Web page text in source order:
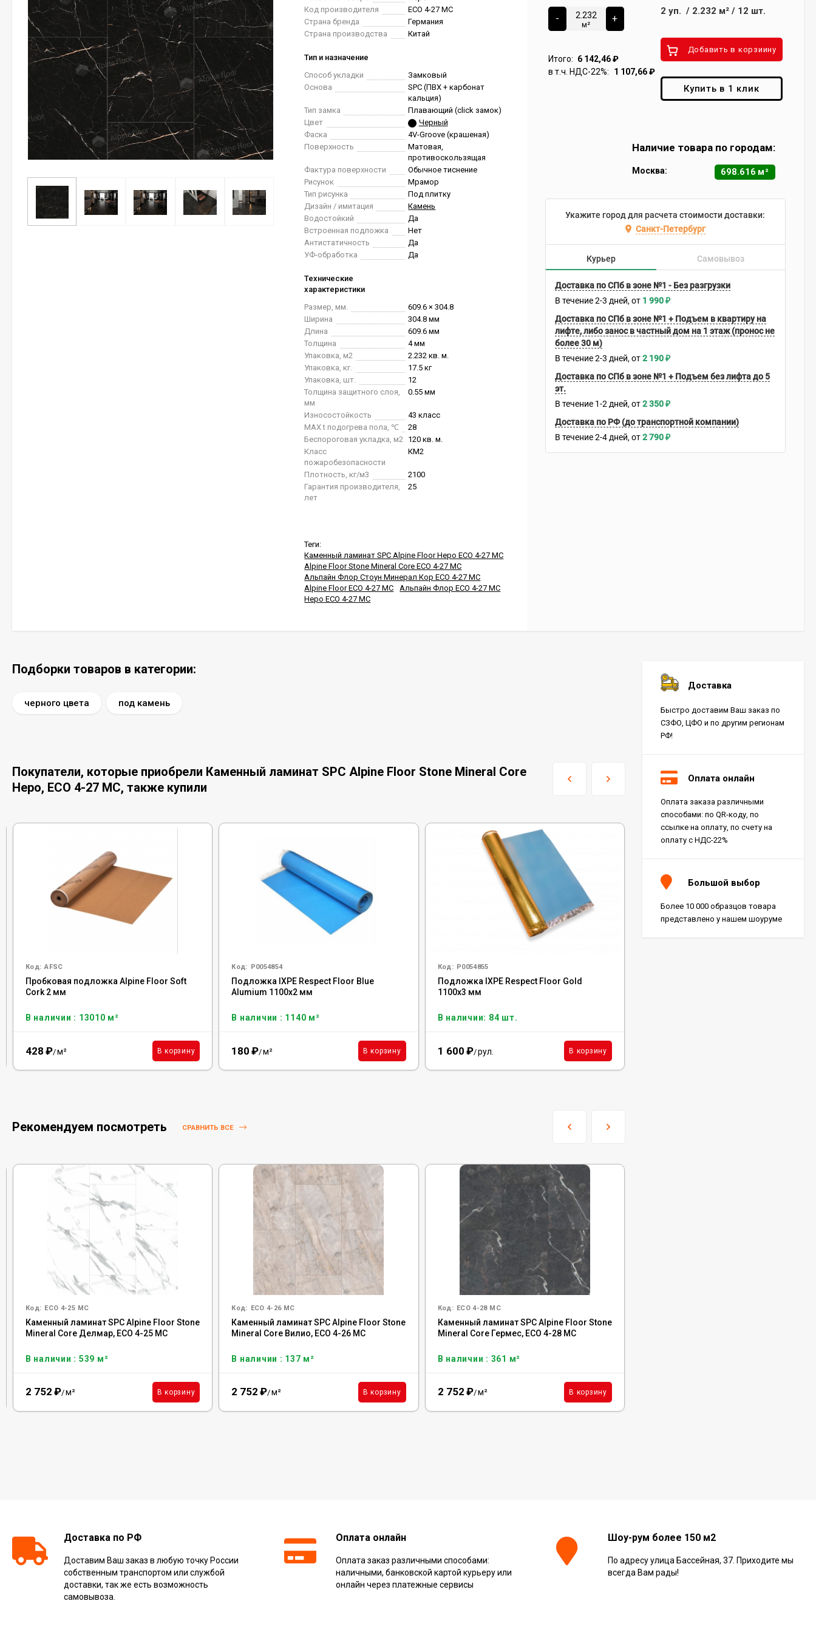
Код производителя
ЕСО 4-27 MC
Страна бренда
Германия
Страна производства
Китай
Тип и назначение
Способ укладки
Замковый
Основа
SPC (ПВХ + карбонат
кальция)
Тип замка
Плавающий (click замок)
Цвет
Черный
Фаска
4V-Groove (крашеная)
Поверхность
Матовая,
противоскользящая
Фактура поверхности
Обычное тиснение
Рисунок
Мрамор
Тип рисунка
Под плитку
Дизайн / имитация
Камень
Водостойкий
Да
Встроенная подложка
Нет
Антистатичность
Да
УФ-обработка
Да
Технические
характеристики
Размер, мм.
609.6 × 304.8
Ширина
304.8 мм
Длина
609.6 мм
Толщина
4 мм
Упаковка, м2
2.232 кв. м.
Упаковка, кг.
17.5 кг
Упаковка, шт.
12
Толщина защитного слоя,
мм
0.55 мм
Износостойкость
43 класс
MAX t подогрева пола, ℃
28
Беспороговая укладка, м2 120 кв. м.
Класс
пожаробезопасности
КМ2
Плотность, кг/м3
2100
Гарантия производителя,
лет
25
Теги:
Каменный ламинат SPC Alpine Floor Неро ЕСО 4-27 MC
Alpine Floor Stone Mineral Core ЕСО 4-27 MC
Альпайн Флор Стоун Минерал Кор ЕСО 4-27 MC
Alpine Floor ЕСО 4-27 MC
Альпайн Флор ЕСО 4-27 MC
Неро ЕСО 4-27 MC
-
м²
+
Итого: 6 142,46₽
в т.ч. НДС-22%:
1 107,66₽
2 уп. / 2.232 м²/ 12 шт.
Добавить в корзиину
Купить в 1 клик
Наличие товара по городам:
Москва: 698.616 м²
Укажите город для расчета стоимости доставки:
Санкт-Петербург
Курьер Самовывоз
Доставка по СПб в зоне №1 - Без разгрузки
В течение 2-3 дней 1 990₽
Доставка по СПб в зоне №1 + Подъем в квартиру на
лифте, либо занос в частный дом на 1 этаж (пронос не
более 30 м)
В течение 2-3 дней 2 190₽
Доставка по СПб в зоне №1 + Подъем без лифта до 5
эт.
В течение 1-2 дней 2 350₽
Доставка по РФ (до транспортной компании)
В течение 2-4 дней 2 790₽
Подборки товаров в категории:
черного цвета под камень
Покупатели, которые приобрели Каменный ламинат SPC Alpine Floor Stone Mineral Core
Неро, ЕСО 4-27 MC, также купили
Код: AFSC
Пробковая подложка Alpine Floor Soft
Cork 2 мм
В наличии : 13010 м²
428 ₽/м² В корзину
Код: Р0054854
Подложка IXPE Respect Floor Blue
Alumium 1100х2 мм
В наличии : 1140 м²
180 ₽/м² В корзину
Код: Р0054855
Подложка IXPE Respect Floor Gold
1100х3 мм
В наличии: 84 шт.
1 600 ₽/рул. В корзину
Рекомендуем посмотреть СРАВНИТЬ ВСЕ
Код: ECO 4-25 MC
Каменный ламинат SPC Alpine Floor Stone
Mineral Core Делмар, ЕСО 4-25 MC
В наличии : 539 м²
2 752 ₽/м² В корзину
Код: ECO 4-26 MC
Каменный ламинат SPC Alpine Floor Stone
Mineral Core Вилио, ЕСО 4-26 MC
В наличии : 137 м²
2 752 ₽/м² В корзину
Код: ECO 4-28 MC
Каменный ламинат SPC Alpine Floor Stone
Mineral Core Гермес, ЕСО 4-28 MC
В наличии : 361 м²
2 752 ₽/м² В корзину
Доставка
Быстро доставим Ваш заказ по
СЗФО, ЦФО и по другим регионам
РФ!
Оплата онлайн
Оплата заказа различными
способами: по QR-коду, по
ссылке на оплату, по счету на
оплату с НДС-22%
Большой выбор
Более 10 000 образцов товара
представлено у нашем шоуруме
Доставка по РФ
Доставим Ваш заказ в любую точку России
собственным транспортом или службой
доставки, так же есть возможность
самовывоза.
Оплата онлайн
Оплата заказ различными способами:
наличными, банковской картой курьеру или
онлайн через платежные сервисы
Шоу-рум более 150 м2
По адресу улица Бассейная, 37. Приходите мы
всегда Вам рады!